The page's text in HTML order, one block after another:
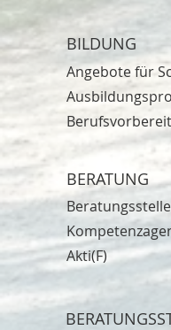
BILDUNG
Angebote für
BERATUNG
Akti(F)